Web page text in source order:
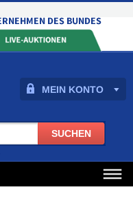
MEIN KONTO